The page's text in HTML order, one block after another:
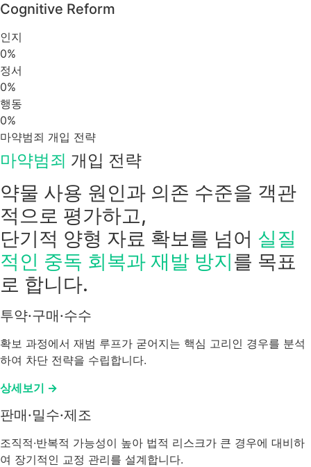
Cognitive Reform
인지
0%
정서
0%
행동
0%
마약범죄 개입 전략
마약범죄 개입 전략
약물 사용 원인과 의존 수준을 객관
적으로 평가하고,
단기적 양형 자료 확보를 넘어 실질
적인 중독 회복과 재발 방지를 목표
로 합니다.
투약·구매·수수
확보 과정에서 재범 루프가 굳어지는 핵심 고리인 경우를 분석
하여 차단 전략을 수립합니다.
상세보기 →
판매·밀수·제조
조직적·반복적 가능성이 높아 법적 리스크가 큰 경우에 대비하
여 장기적인 교정 관리를 설계합니다.